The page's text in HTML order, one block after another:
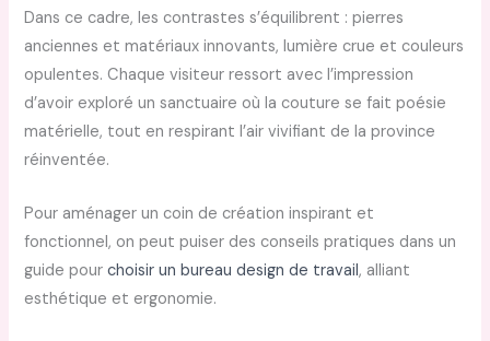
Dans ce cadre, les contrastes s’équilibrent : pierres
anciennes et matériaux innovants, lumière crue et couleurs
opulentes. Chaque visiteur ressort avec l’impression
d’avoir exploré un sanctuaire où la couture se fait poésie
matérielle, tout en respirant l’air vivifiant de la province
réinventée.
Pour aménager un coin de création inspirant et
fonctionnel, on peut puiser des conseils pratiques dans un
guide pourchoisir un bureau design de travail, alliant
esthétique et ergonomie.